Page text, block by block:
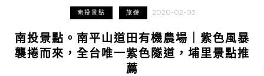
南投景點 旅遊 2020-02-03
南投景點。南平山道田有機農場｜紫色風暴
襲捲而來，全台唯一紫色隧道，埔里景點推
薦